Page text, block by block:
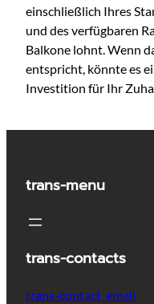
einschließlich Ihres
und des verfügbaren
Balkone lohnt. Wenn
entspricht, könnte es
Investition für Ihr
trans-menu
trans-contacts
trans-contact_email